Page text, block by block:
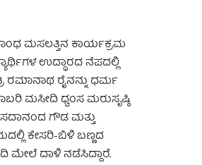
ಮಸಲತ್ತಿನ ಕಾರ್ಯಕ್ರಮ
ಉದ್ಧಾರದ ನೆಪದಲ್ಲಿ
ರಮಾನಾಥ ರೈನನ್ನು ಧರ್ಮ
ಮಸೀದಿ ಧ್ವಂಸ ಮರುಸೃಷ್ಠಿ
ಸದಾನಂದ ಗೌಡ ಮತ್ತು
ಕೇಸರಿ-ಬಿಳಿ ಬಣ್ಣದ
ಮೇಲೆ ದಾಳಿ ನಡೆಸಿದ್ದಾರೆ.